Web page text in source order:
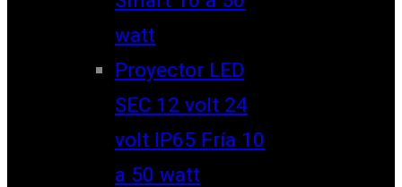
watt
Proyector LED
SEC 12 volt 24
volt IP65 Fría 10
a 50 watt